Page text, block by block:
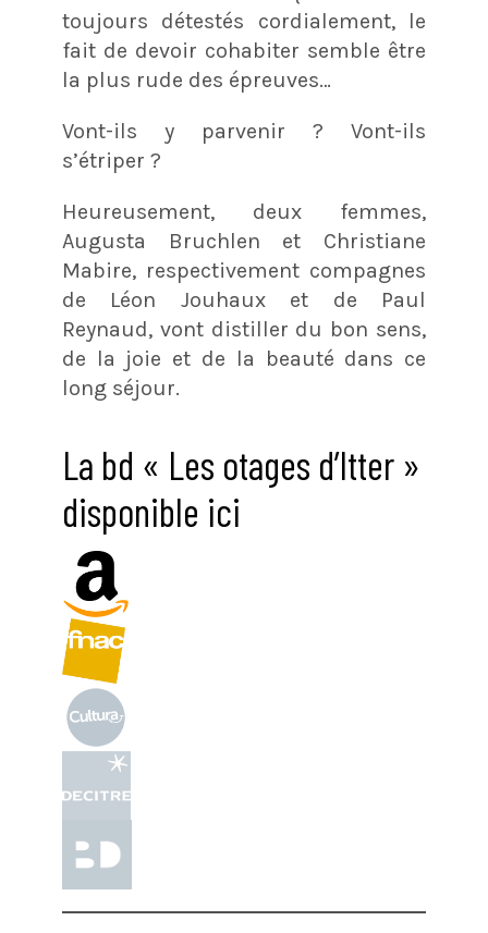
toujours détestés cordialement, le
fait de devoir cohabiter semble être
la plus rude des épreuves…
Vont-ils y parvenir ? Vont-ils
s’étriper ?
Heureusement, deux femmes,
Augusta Bruchlen et Christiane
Mabire, respectivement compagnes
de Léon Jouhaux et de Paul
Reynaud, vont distiller du bon sens,
de la joie et de la beauté dans ce
long séjour.
La bd « Les otages d’Itter »
disponible ici